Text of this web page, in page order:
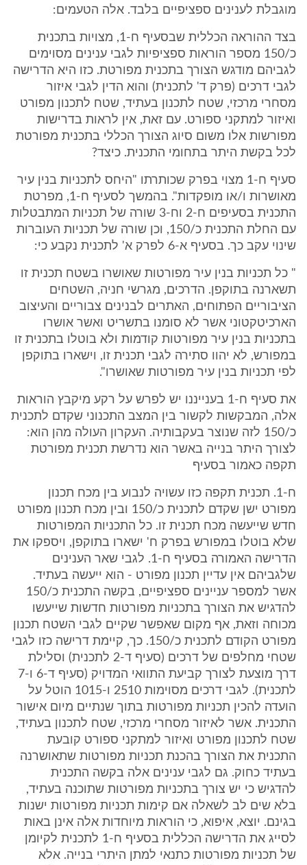
מוגבלת לענינים ספציפיים בלבד. אלה הטעמים:
בצד ההוראה הכללית שבסעיף ח-1, מצויות בתכנית
כ/150 מספר הוראות ספציפיות לגבי ענינים מסוימים
לגביהם מודגש הצורך בתכנית מפורטת. כזו היא הדרישה
לגבי דרכים (פרק ד' לתכנית) והוא הדין לגבי איזור
מסחרי מרכזי, שטח לתכנון בעתיד, שטח לתכנון מפורט
ואיזור למתקני ספורט. עם זאת, אין לראות בדרישות
מפורשות אלו משום סיוג הצורך הכללי בתכנית מפורטת
לכל בקשת היתר בתחומי התכנית. כיצד?
סעיף ח-1 מצוי בפרק שכותרתו "היחס לתכניות בנין עיר
מאושרות ו/או מופקדות". בהמשך לסעיף ח-1, מפרטת
התכנית בסעיפים ח-2 וח-3 שורה של תכניות המתבטלות
עם החלת התכנית כ/150, וכן שורה של תכניות העוברות
שינוי עקב כך. בסעיף א-6 לפרק א' לתכנית נקבע כי:
" כל תכניות בנין עיר מפורטות שאושרו בשטח תכנית זו
תשארנה בתוקפן. הדרכים, מגרשי חניה, השטחים
הציבוריים הפתוחים, האתרים לבנינים צבוריים והעיצוב
הארכיטקטוני אשר לא סומנו בתשריט ואשר אושרו
בתכניות בנין עיר מפורטות קודמות ולא בוטלו בתכנית זו
במפורש, לא יהוו סתירה לגבי תכנית זו, וישארו בתוקפן
לפי תכניות בנין עיר מפורטות שאושרו".
את סעיף ח-1 בענייננו יש לפרש על רקע מיקבץ הוראות
אלה, המבקשות לקשור בין המצב התכנוני שקדם לתכנית
כ/150 לזה שנוצר בעקבותיה. העקרון העולה מהן הוא:
לצורך היתר בנייה באשר הוא נדרשת תכנית מפורטת
תקפה כאמור בסעיף
ח-1. תכנית תקפה כזו עשויה לנבוע בין מכח תכנון
מפורט ישן שקדם לתכנית כ/150 ובין מכח תכנון מפורט
חדש שייעשה מכח תכנית זו. כל התכניות המפורטות
שלא בוטלו במפורש בפרק ח' ישארו בתוקפן, ויספקו את
הדרישה האמורה בסעיף ח-1. לגבי שאר הענינים
שלגביהם אין עדיין תכנון מפורט - הוא ייעשה בעתיד.
אשר למספר עניינים ספציפיים, בקשה התכנית כ/150
להדגיש את הצורך בתכניות מפורטות חדשות שייעשו
מכוחה וזאת, אף מקום שאפשר שקיים לגבי השטח תכנון
מפורט הקודם לתכנית כ/150. כך, קיימת דרישה כזו לגבי
שטחי מחלפים של דרכים (סעיף ד-2 לתכנית) וסלילת
דרך מוצעת לצורך קביעת התוואי המדויק (סעיף ד-6 ו-7
לתכנית). לגבי דרכים מסוימות 2510 ו-1015 הוטל על
הועדה להכין תכניות מפורטות בתוך שנתיים מיום אישור
התכנית. אשר לאיזור מסחרי מרכזי, שטח לתכנון בעתיד,
שטח לתכנון מפורט ואיזור למתקני ספורט קובעת
התכנית את הצורך בהכנת תכניות מפורטות שתאושרנה
בעתיד כחוק. גם לגבי ענינים אלה בקשה התכנית
להדגיש כי יש צורך בתכניות מפורטות שתוכנה בעתיד,
בלא שים לב לשאלה אם קימות תכניות מפורטות ישנות
בגינם. יוצא, איפוא, כי הוראות מיוחדות אלה אינן באות
לסייג את הדרישה הכללית בסעיף ח-1 לתכנית לקיומן
של תכניות מפורטות כתנאי למתן היתרי בנייה. אלא